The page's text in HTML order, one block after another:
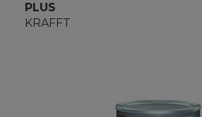
PLUS
KRAFFT